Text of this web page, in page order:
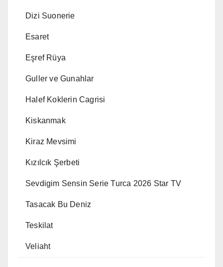
Dizi Suonerie
Esaret
Eşref Rüya
Guller ve Gunahlar
Halef Koklerin Cagrisi
Kiskanmak
Kiraz Mevsimi
Kızılcık Şerbeti
Sevdigim Sensin Serie Turca 2026 Star TV
Tasacak Bu Deniz
Teskilat
Veliaht